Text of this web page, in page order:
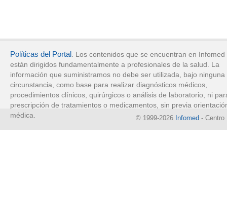
Políticas del Portal. Los contenidos que se encuentran en Infomed
están dirigidos fundamentalmente a profesionales de la salud. La
información que suministramos no debe ser utilizada, bajo ninguna
circunstancia, como base para realizar diagnósticos médicos,
procedimientos clínicos, quirúrgicos o análisis de laboratorio, ni
prescripción de tratamientos o medicamentos, sin previa
médica.
© 1999-2026 Infomed - Centro